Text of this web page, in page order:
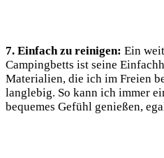
7. Einfach zu reinigen: Ein
Campingbetts ist seine
Materialien, die ich im Freien
langlebig. So kann ich immer
bequemes Gefühl genießen,